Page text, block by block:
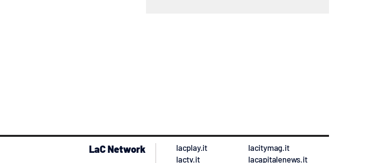
LaC Network
lacplay.it
lactv.it
lacitymag.it
lacapitalenews.it